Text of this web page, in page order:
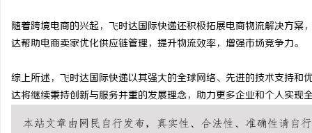
随着跨境电商的兴起，飞时达国际快递还积极拓展电商物流解决方
达帮助电商卖家优化供应链管理，提升物流效率，增强市场竞争力。
综上所述，飞时达国际快递以其强大的全球网络、先进的技术支持
达将继续秉持创新与服务并重的发展理念，助力更多企业和个人实现
贝净 AC 国际医疗实验
全解析